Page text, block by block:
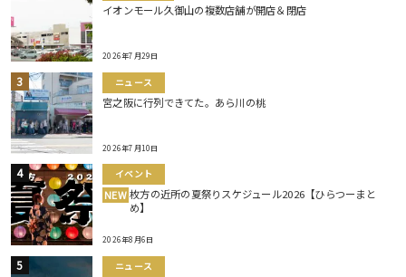
イオンモール久御山の複数店舗が開店＆閉店
2026年7月29日
ニュース
宮之阪に行列できてた。あら川の桃
2026年7月10日
イベント
NEW 枚方の近所の夏祭りスケジュール2026【ひらつーまと
め】
2026年8月6日
ニュース